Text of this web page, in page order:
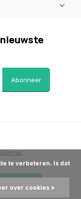
Abonneer
Sitemap
over cookies »